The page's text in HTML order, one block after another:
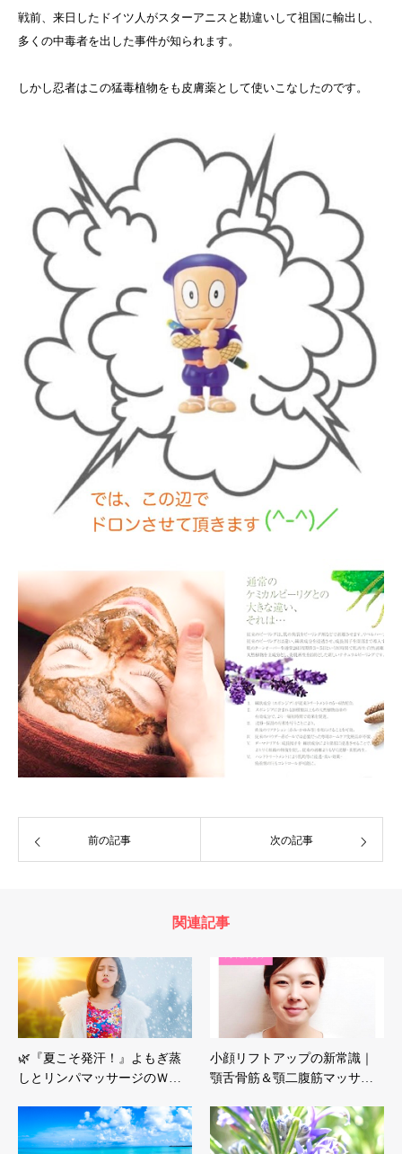
戦前、来日したドイツ人がスターアニスと勘違いして祖国に輸出し、
多くの中毒者を出した事件が知られます。
しかし忍者はこの猛毒植物をも皮膚薬として使いこなしたのです。
前の記事 次の記事
関連記事
🌿『夏こそ発汗！』よもぎ蒸
しとリンパマッサージのＷ…
小顔リフトアップの新常識｜
顎舌骨筋＆顎二腹筋マッサ…